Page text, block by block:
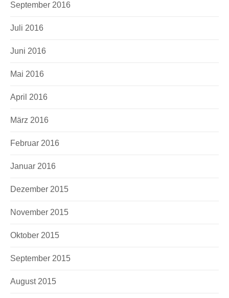
September 2016
Juli 2016
Juni 2016
Mai 2016
April 2016
März 2016
Februar 2016
Januar 2016
Dezember 2015
November 2015
Oktober 2015
September 2015
August 2015